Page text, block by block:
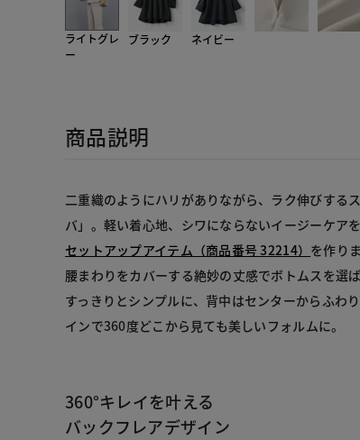
ライトグレ
ー
ブラック ネイビー
商品説明
二重織のようにハリがありながら、ラク伸びする
バ」。軽い着心地、シワにならないイージーケア
セットアップアイテム（商品番号 32214） を作り
腰まわりをカバーする絶妙の丈感でボトムスを選
すっきりとシンプルに、背中はセンターからふわ
360°キレイを叶える
バックフレアデザイン